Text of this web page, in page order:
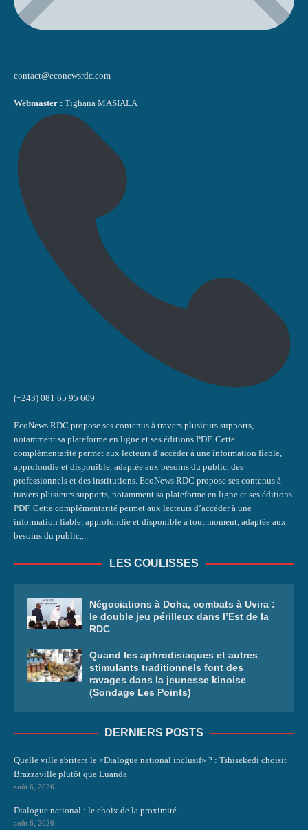
contact@econewsrdc.com
Webmaster : Tighana MASIALA
(+243) 081 65 95 609
EcoNews RDC propose ses contenus à travers plusieurs supports,
notamment sa plateforme en ligne et ses éditions PDF. Cette
complémentarité permet aux lecteurs d’accéder à une information fiable,
approfondie et disponible, adaptée aux besoins du public, des
professionnels et des institutions. EcoNews RDC propose ses contenus à
travers plusieurs supports, notamment sa plateforme en ligne et ses éditions
PDF. Cette complémentarité permet aux lecteurs d’accéder à une
information fiable, approfondie et disponible à tout moment, adaptée aux
besoins du public,...
LES COULISSES
Négociations à Doha, combats à Uvira :
le double jeu périlleux dans l’Est de la
RDC
Quand les aphrodisiaques et autres
stimulants traditionnels font des
ravages dans la jeunesse kinoise
(Sondage Les Points)
DERNIERS POSTS
Quelle ville abritera le «Dialogue national inclusif» ? : Tshisekedi choisit
Brazzaville plutôt que Luanda
août 6, 2026
Dialogue national : le choix de la proximité
août 6, 2026